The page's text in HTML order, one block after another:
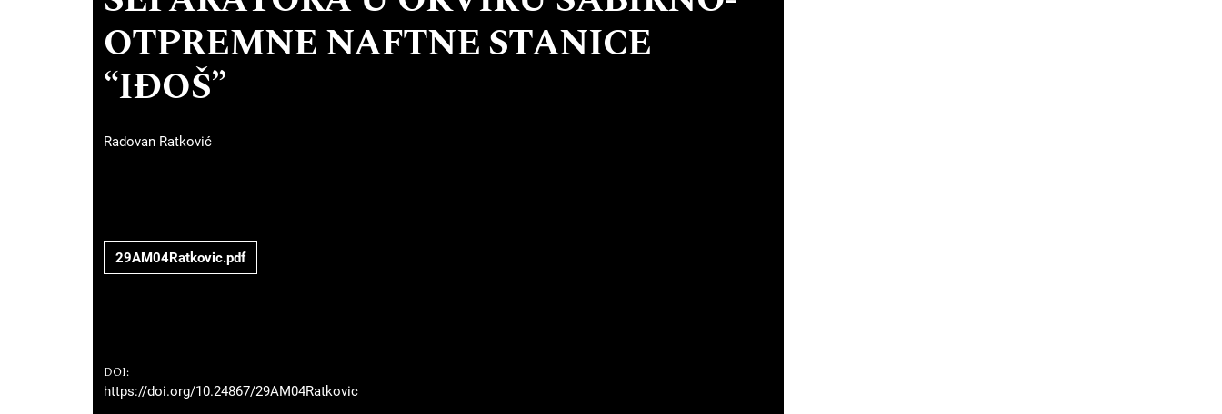
OTPREMNE NAFTNE STANICE
“IĐOŠ”
Radovan Ratković
29AM04Ratkovic.pdf
DOI:
https://doi.org/10.24867/29AM04Ratkovic